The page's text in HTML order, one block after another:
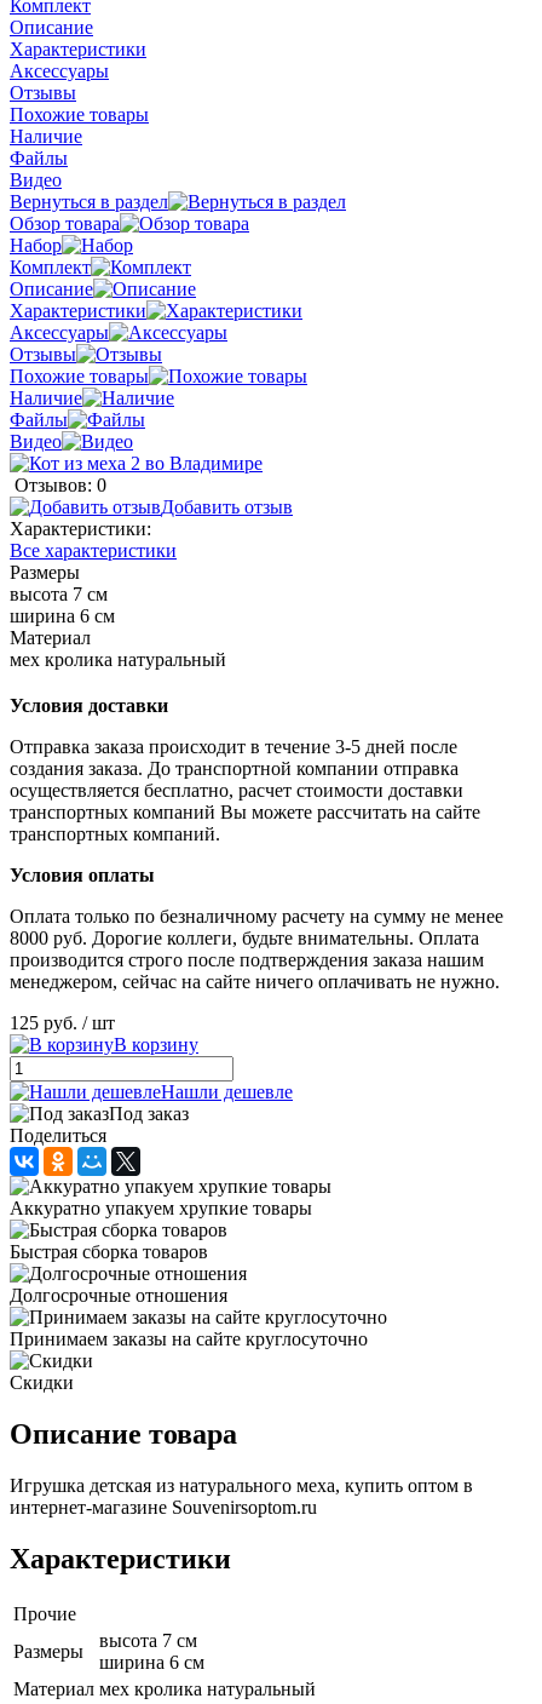
Комплект
Описание
Характеристики
Аксессуары
Отзывы
Похожие товары
Наличие
Файлы
Видео
Вернуться в раздел
Обзор товара
Набор
Комплект
Описание
Характеристики
Аксессуары
Отзывы
Похожие товары
Наличие
Файлы
Видео
Отзывов: 0
Добавить отзыв
Характеристики:
Все характеристики
Размеры
высота 7 см
ширина 6 см
Материал
мех кролика натуральный
Условия доставки
Отправка заказа происходит в течение 3-5 дней после
создания заказа. До транспортной компании отправка
осуществляется бесплатно, расчет стоимости доставки
транспортных компаний Вы можете рассчитать на сайте
транспортных компаний.
Условия оплаты
Оплата только по безналичному расчету на сумму не менее
8000 руб. Дорогие коллеги, будьте внимательны. Оплата
производится строго после подтверждения заказа нашим
менеджером, сейчас на сайте ничего оплачивать не нужно.
125 руб. / шт
В корзину
Нашли дешевле
Под заказ
Поделиться
Аккуратно упакуем хрупкие товары
Быстрая сборка товаров
Долгосрочные отношения
Принимаем заказы на сайте круглосуточно
Скидки
Описание товара
Игрушка детская из натурального меха, купить оптом в
интернет-магазине Souvenirsoptom.ru
Характеристики
Прочие
Размеры
высота 7 см
ширина 6 см
Материал мех кролика натуральный